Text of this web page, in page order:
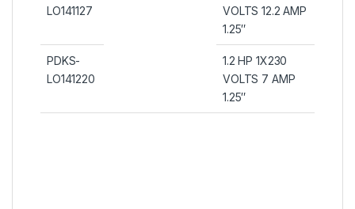
LO141127
VOLTS 12.2 AMP
1.25″
PDKS-
LO141220
1.2 HP 1X230
VOLTS 7 AMP
1.25″